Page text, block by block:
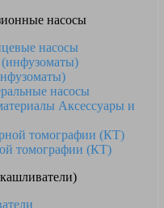
насосы
насосы
насосы
Аксессуары и
томографии (КТ)